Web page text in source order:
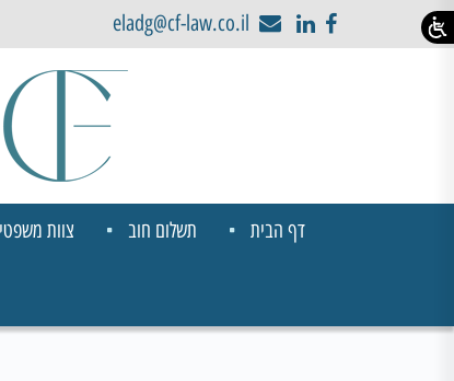
eladg@cf-law.co.il
דף הבית תשלום חוב צוות משפטי